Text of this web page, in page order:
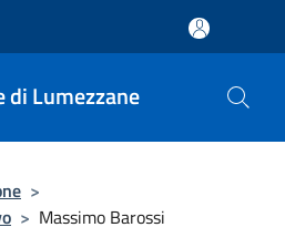
di Lumezzane
>
> Massimo Barossi